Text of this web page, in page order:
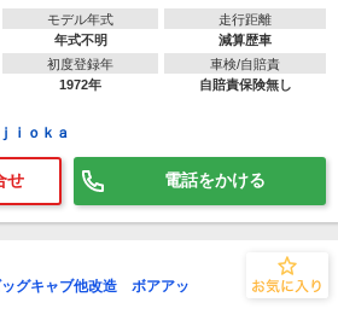
モデル年式
年式不明
走行距離
減算歴車
初度登録年
1972年
車検/自賠責
自賠責保険無し
ｉｏｋａ
せ 電話をかける
グキャブ他改造 ボアアッ